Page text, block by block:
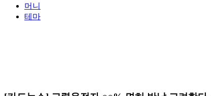
머니
테마